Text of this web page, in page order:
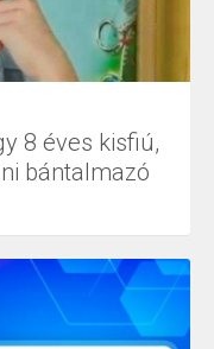
8 éves kisfiú,
bántalmazó